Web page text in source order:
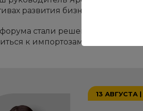
развития бизнеса после
стали решения, которые
к импортозамещению без
13 АВГУСТА |